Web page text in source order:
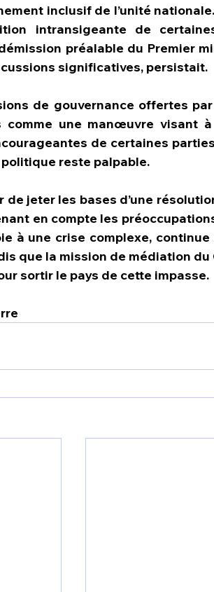
inclusif de l’unité
intransigeante de
préalable du Premier
significatives, persistait.
de gouvernance offertes
comme une manœuvre visant
de certaines
reste palpable.
de jeter les bases d’une
en compte les
à une crise complexe,
que la mission de médiation
sortir le pays de cette impasse.